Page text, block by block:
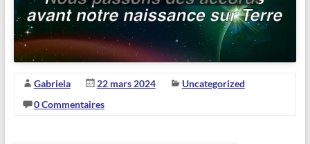
Gabriela 22 mars 2024
Uncategorized
0 Commentaires